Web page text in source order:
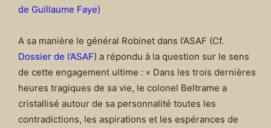
de Guillaume Faye)
A sa manière le général Robinet dans l’ASAF (Cf.
Dossier de l’ASAF) a répondu à la question sur le sens
de cette engagement ultime : « Dans les trois dernières
heures tragiques de sa vie, le colonel Beltrame a
cristallisé autour de sa personnalité toutes les
contradictions, les aspirations et les espérances de